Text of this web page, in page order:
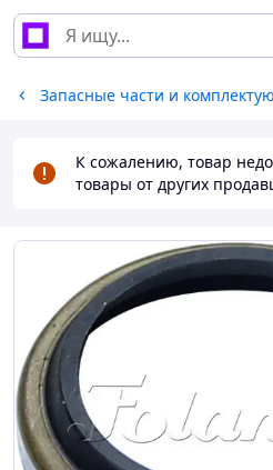
Запасные части и
К сожалению, товар
товары от других